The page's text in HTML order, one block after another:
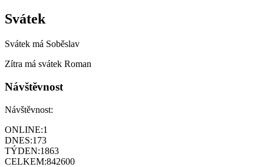
Svátek
Svátek má Soběslav
Zítra má svátek Roman
Návštěvnost
Návštěvnost:
ONLINE:1
DNES:173
TÝDEN:1863
CELKEM:842600